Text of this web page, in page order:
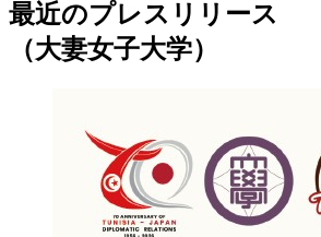
最近のプレスリリース
（大妻女子大学）